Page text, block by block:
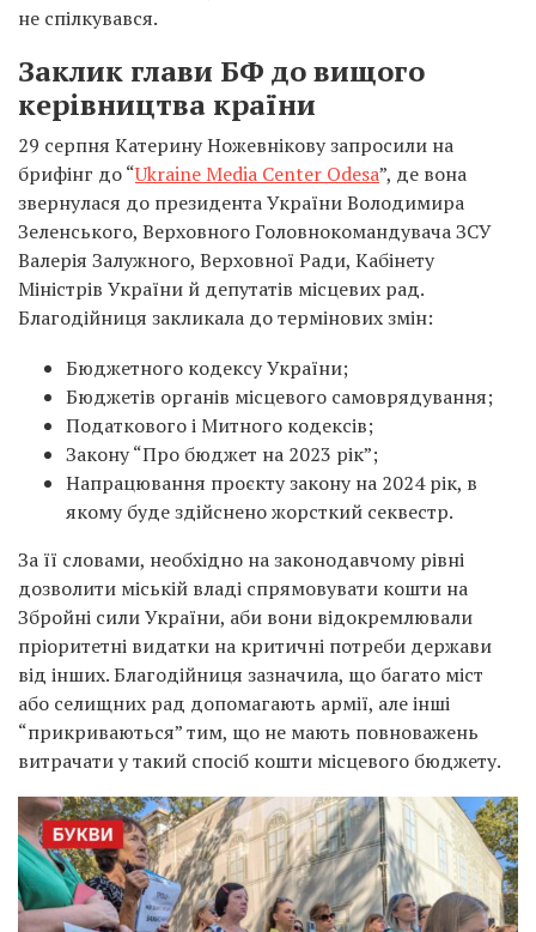
не спілкувався.
Заклик глави БФ до вищого
керівництва країни
29 серпня Катерину Ножевнікову запросили на
брифінг до “Ukraine Media Center Odesa”, де вона
звернулася до президента України Володимира
Зеленського, Верховного Головнокомандувача ЗСУ
Валерія Залужного, Верховної Ради, Кабінету
Міністрів України й депутатів місцевих рад.
Благодійниця закликала до термінових змін:
Бюджетного кодексу України;
Бюджетів органів місцевого самоврядування;
Податкового і Митного кодексів;
Закону “Про бюджет на 2023 рік”;
Напрацювання проєкту закону на 2024 рік, в
якому буде здійснено жорсткий секвестр.
За її словами, необхідно на законодавчому рівні
дозволити міській владі спрямовувати кошти на
Збройні сили України, аби вони відокремлювали
пріоритетні видатки на критичні потреби держави
від інших. Благодійниця зазначила, що багато міст
або селищних рад допомагають армії, але інші
“прикриваються” тим, що не мають повноважень
витрачати у такий спосіб кошти місцевого бюджету.